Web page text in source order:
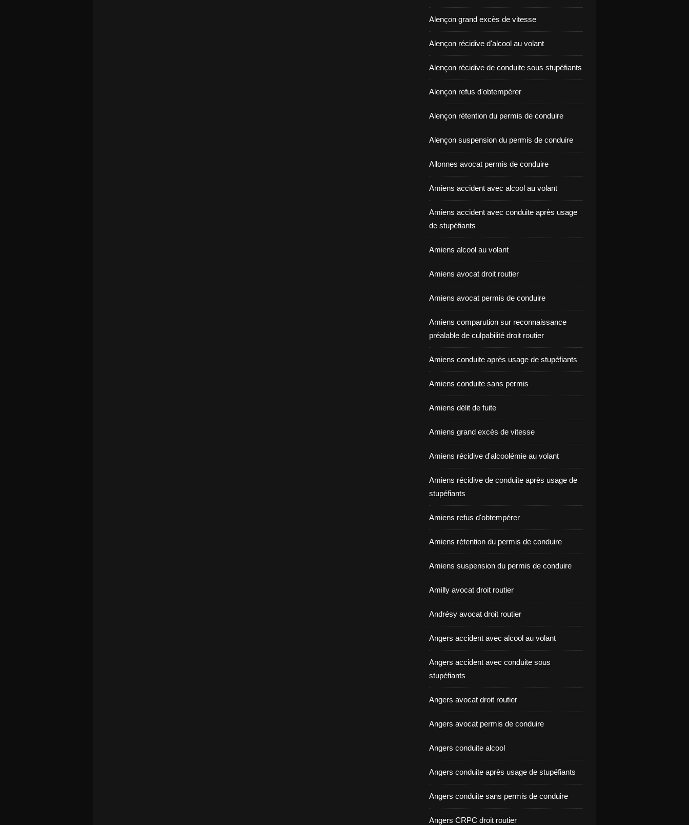
Alençon grand excès de vitesse
Alençon récidive d'alcool au volant
Alençon récidive de conduite sous stupéfiants
Alençon refus d'obtempérer
Alençon rétention du permis de conduire
Alençon suspension du permis de conduire
Allonnes avocat permis de conduire
Amiens accident avec alcool au volant
Amiens accident avec conduite après usage
de stupéfiants
Amiens alcool au volant
Amiens avocat droit routier
Amiens avocat permis de conduire
Amiens comparution sur reconnaissance
préalable de culpabilité droit routier
Amiens conduite après usage de stupéfiants
Amiens conduite sans permis
Amiens délit de fuite
Amiens grand excès de vitesse
Amiens récidive d'alcoolémie au volant
Amiens récidive de conduite après usage de
stupéfiants
Amiens refus d'obtempérer
Amiens rétention du permis de conduire
Amiens suspension du permis de conduire
Amilly avocat droit routier
Andrésy avocat droit routier
Angers accident avec alcool au volant
Angers accident avec conduite sous
stupéfiants
Angers avocat droit routier
Angers avocat permis de conduire
Angers conduite alcool
Angers conduite après usage de stupéfiants
Angers conduite sans permis de conduire
Angers CRPC droit routier